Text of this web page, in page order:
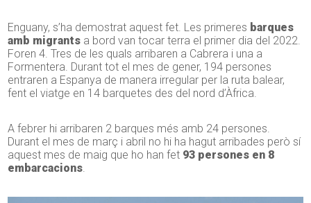
Enguany, s’ha demostrat aquest fet. Les primeres barques
amb migrants a bord van tocar terra el primer dia del 2022.
Foren 4. Tres de les quals arribaren a Cabrera i una a
Formentera. Durant tot el mes de gener, 194 persones
entraren a Espanya de manera irregular per la ruta balear,
fent el viatge en 14 barquetes des del nord d’Àfrica.
A febrer hi arribaren 2 barques més amb 24 persones.
Durant el mes de març i abril no hi ha hagut arribades però sí
aquest mes de maig que ho han fet 93 persones en 8
embarcacions.